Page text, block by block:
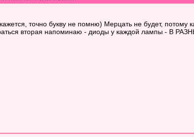
точно букву не помню) Мерцать не будет,
вторая напоминаю - диоды у каждой лампы - В